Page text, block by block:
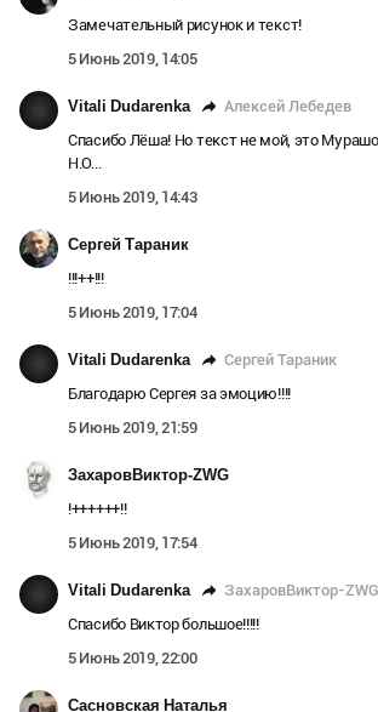
Замечательный рисунок и текст!
5 Июнь 2019, 14:05
Vitali Dudarenka Алексей Лебедев
Спасибо Лёша! Но текст не мой, это
Н.О...
5 Июнь 2019, 14:43
Сергей Тараник
!!!++!!!
5 Июнь 2019, 17:04
Vitali Dudarenka Сергей Тараник
Благодарю Сергея за эмоцию!!!!
5 Июнь 2019, 21:59
ЗахаровВиктор-ZWG
!++++++!!
5 Июнь 2019, 17:54
Vitali Dudarenka ЗахаровВиктор-ZWG
Спасибо Виктор большое!!!!!
5 Июнь 2019, 22:00
Сасновская Наталья